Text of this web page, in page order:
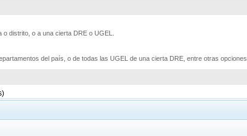
distrito, o a una cierta DRE o UGEL.
del país, o de todas las UGEL de una cierta DRE, entre otras opciones.